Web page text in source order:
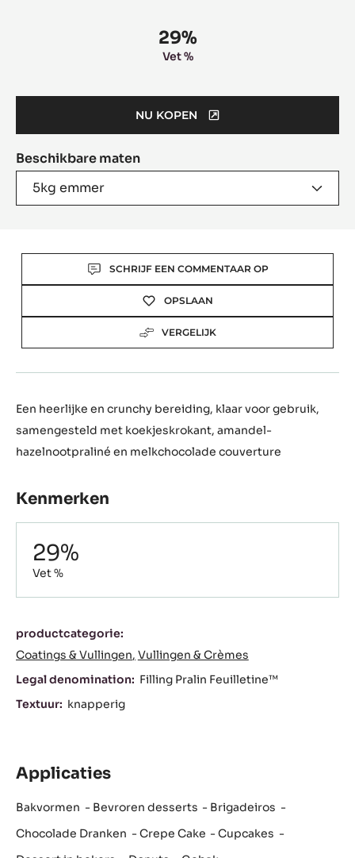
29%
Vet %
NU KOPEN
(OPENS
MODAL
Beschikbare maten
5kg emmer
Actions SCHRIJF EEN COMMENTAAR OP
OPSLAAN
VERGELIJK
Een heerlijke en crunchy bereiding, klaar voor gebruik,
samengesteld met koekjeskrokant, amandel-
hazelnootpraliné en melkchocolade couverture
Kenmerken
Vet %
29%
Kenmerken
productcategorie:
Coatings & Vullingen Vullingen & Crèmes
Legal denomination: Filling Pralin Feuilletine™
Textuur: knapperig
Applicaties
Bakvormen Bevroren desserts
Brigadeiros
Chocolade Dranken
Crepe Cake
Cupcakes